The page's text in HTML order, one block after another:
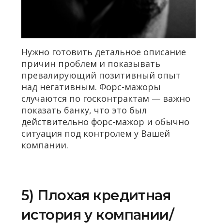
Нужно готовить детальное описание
причин проблем и показывать
превалирующий позитивный опыт
над негативным. Форс-мажоры
случаются по госконтрактам — важно
показать банку, что это был
действительно форс-мажор и обычно
ситуация под контролем у Вашей
компании.
5) Плохая кредитная
история у компании/